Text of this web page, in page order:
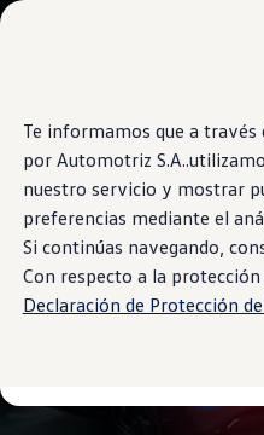
Te informamos que a
por Automotriz
nuestro servicio y mostrar
preferencias mediante el
Si continúas navegando,
Con respecto a la
Declaración de Protección
contenido
principal
a pie
de
página
Marca y Experiencia
Volkswagen Costa
Blog
Espacio Exclusivo
Latin NCAP
Tengo un Volkswagen
Manuales
Postventas
Takata airbag recall